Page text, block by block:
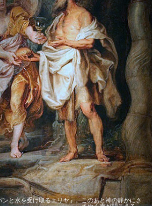
ンと水を受け取るエリヤ」。このあと神の静かにさ
さやく声が聞こえる。